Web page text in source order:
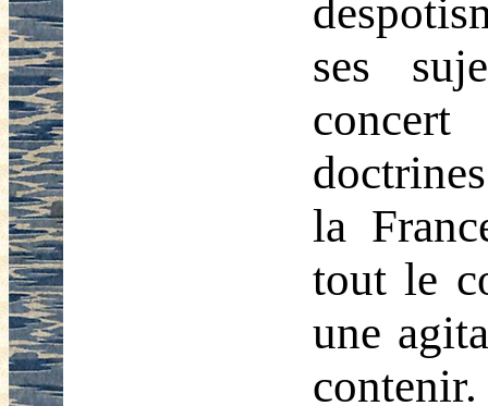
ses
la
tout le
une